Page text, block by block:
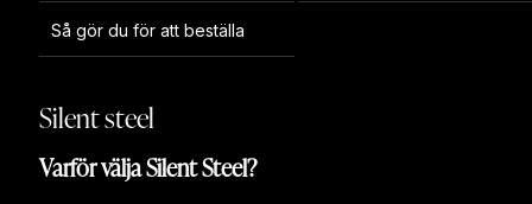
Så gör du för att beställa
Silent steel
Varför välja Silent Steel?